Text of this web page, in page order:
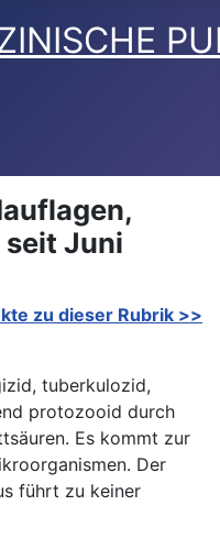
seit Juni
zu dieser Rubrik >>
tuberkulozid,
protozooid durch
Es kommt zur
Der
führt zu keiner